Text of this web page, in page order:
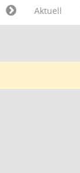
Aktuell